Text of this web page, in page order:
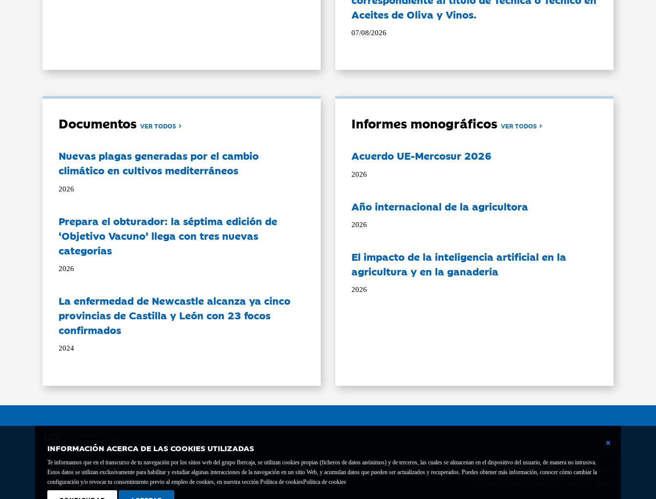
INFORMACIÓN ACERCA DE LAS COOKIES UTILIZADAS
Te informamos que en el transcurso de tu navegación por los sitios web del grupo Ibercaja, se utilizan cookies propias (ficheros de datos anónimos) y de terceros, las cuales se almacenan en el dispositivo del usuario, de manera no intrusiva.
Estos datos se utilizan exclusivamente para habilitar y estudiar algunas interacciones de la navegación en un sitio Web, y acumulan datos que pueden ser actualizados y recuperados. Puedes obtener más información, conocer cómo cambiar la
configuración y/o revocar tu consentimiento previo al empleo de cookies, en nuestra sección Política de cookiesPolítica de cookies
Aceites de Oliva y Vinos.
07/08/2026
DocumentosVER TODOS
Nuevas plagas generadas por el cambio
climático en cultivos mediterráneos
2026
Prepara el obturador: la séptima edición de
‘Objetivo Vacuno’ llega con tres nuevas
categorías
2026
La enfermedad de Newcastle alcanza ya cinco
provincias de Castilla y León con 23 focos
confirmados
2024
Informes monográficosVER TODOS
Acuerdo UE-Mercosur 2026
2026
Año internacional de la agricultora
2026
El impacto de la inteligencia artificial en la
agricultura y en la ganadería
2026
Fundación Bancaria Ibercaja C.I.F. G-50000652.
Inscrita en el Registro de Fundaciones del Mº de Educación, Cultura y Deporte con el nº 1689.
Domicilio social: Joaquín Costa, 13. 50001 Zaragoza.
Contacto Declaración de accesibilidad